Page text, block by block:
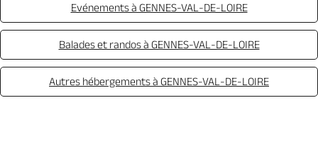
Evénements à GENNES-VAL-DE-LOIRE
Balades et randos à GENNES-VAL-DE-LOIRE
Autres hébergements à GENNES-VAL-DE-LOIRE